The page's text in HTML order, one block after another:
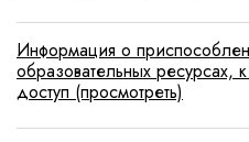
Информация о
образовательных ресурсах,
доступ (просмотреть)